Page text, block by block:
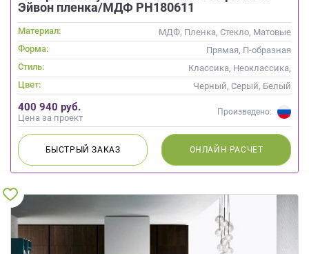
Эйвон пленка/МДФ РН180611
Материал:
МДФ, Пленка, Стекло, Матовые
Форма:
Прямая, П-образная
Стиль:
Классика, Неоклассика,
Скандинавский
Цвет: Черный, Серый, Белый
400 940 руб.
Цена за проект
Произведено:
БЫСТРЫЙЗАКАЗ ОНЛАЙН РАСЧЕТ